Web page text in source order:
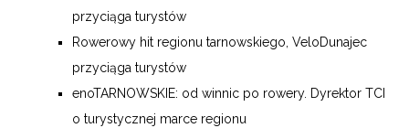
przyciąga turystów
Rowerowy hit regionu tarnowskiego, VeloDunajec
przyciąga turystów
enoTARNOWSKIE: od winnic po rowery. Dyrektor TCI
o turystycznej marce regionu